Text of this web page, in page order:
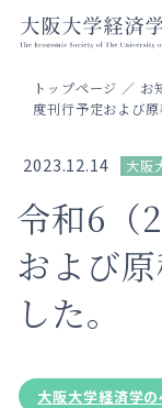
トップページ ／ お
度刊行予定および
2023.12.14 大阪
令和6（
および
した。
大阪大学経済学